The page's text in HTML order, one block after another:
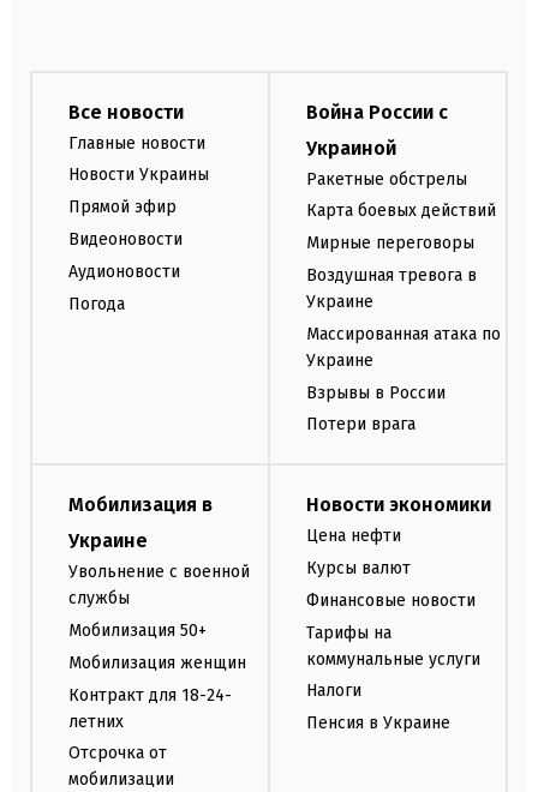
Все новости
Главные новости
Новости Украины
Прямой эфир
Видеоновости
Аудионовости
Погода
Война России с
Украиной
Ракетные обстрелы
Карта боевых действий
Мирные переговоры
Воздушная тревога в
Украине
Массированная атака по
Украине
Взрывы в России
Потери врага
Мобилизация в
Украине
Увольнение с военной
службы
Мобилизация 50+
Мобилизация женщин
Контракт для 18-24-
летних
Отсрочка от
мобилизации
Новости экономики
Цена нефти
Курсы валют
Финансовые новости
Тарифы на
коммунальные услуги
Налоги
Пенсия в Украине